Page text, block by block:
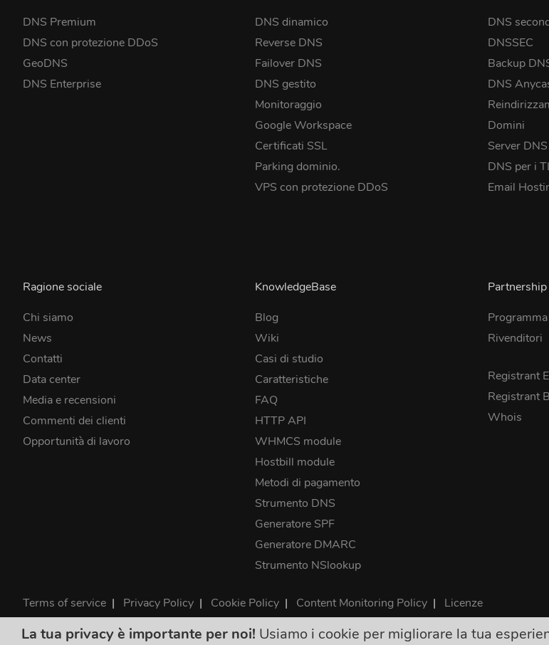
DNS Premium
DNS con protezione DDoS
GeoDNS
DNS Enterprise
DNS dinamico
Reverse DNS
Failover DNS
DNS gestito
Monitoraggio
Google Workspace
Certificati SSL
Parking dominio.
VPS con protezione DDoS
DNS
DNSSEC
Backup
DNS
Domini
Server
DNS per i
Email
Ragione sociale
Chi siamo
News
Contatti
Data center
Media e recensioni
Commenti dei clienti
Opportunità di lavoro
KnowledgeBase
Blog
Wiki
Casi di studio
Caratteristiche
FAQ
HTTP API
WHMCS module
Hostbill module
Metodi di pagamento
Strumento DNS
Generatore SPF
Generatore DMARC
Strumento NSlookup
Partnership
Rivenditori
Registrant
Registrant
Whois
Terms of service | Privacy Policy | Cookie Policy | Content Monitoring Policy | Licenze
©2026 ClouDNS
La tua privacy è importante per noi! Usiamo i cookie per migliorare la tua